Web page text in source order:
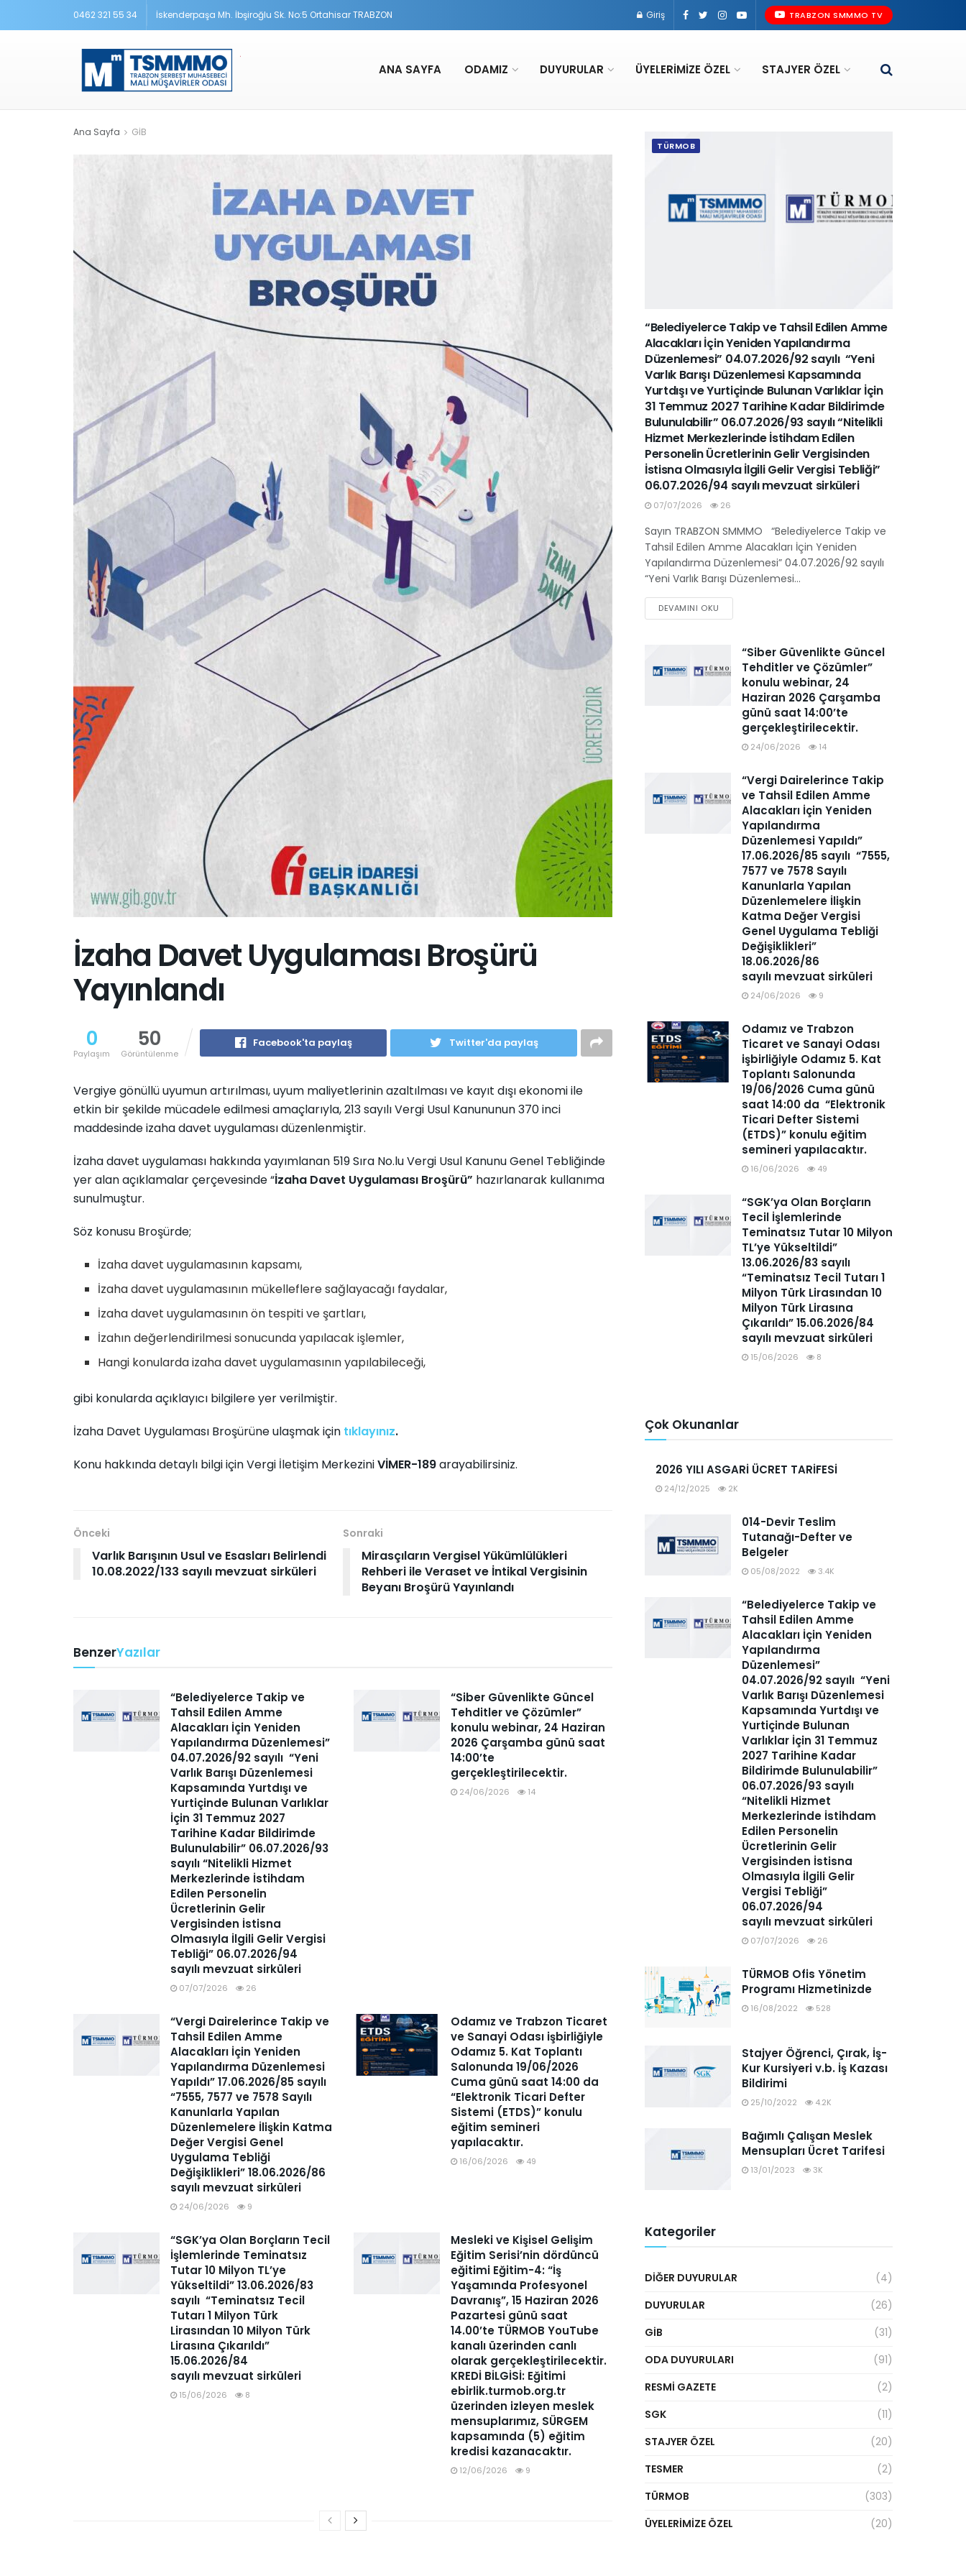
0462 321 55 34 İskenderpaşa Mh. İbşiroğlu Sk. No:5 Ortahisar TRABZON Giriş TRABZON SMMMO TV
ANA SAYFA ODAMIZ DUYURULAR ÜYELERIMIZE ÖZEL STAJYER ÖZEL
Ana Sayfa GİB
İzaha Davet Uygulaması Broşürü
Yayınlandı
0
Paylaşım
50
Görüntülenme
Facebook'ta paylaş Twitter'da paylaş
Vergiye gönüllü uyumun artırılması, uyum maliyetlerinin azaltılması ve kayıt dışı ekonomi ile
etkin bir şekilde mücadele edilmesi amaçlarıyla, 213 sayılı Vergi Usul Kanununun 370 inci
maddesinde izaha davet uygulaması düzenlenmiştir.
İzaha davet uygulaması hakkında yayımlanan 519 Sıra No.lu Vergi Usul Kanunu Genel Tebliğinde
yer alan açıklamalar çerçevesinde “İzaha Davet Uygulaması Broşürü” hazırlanarak kullanıma
sunulmuştur.
Söz konusu Broşürde;
İzaha davet uygulamasının kapsamı,
İzaha davet uygulamasının mükelleflere sağlayacağı faydalar,
İzaha davet uygulamasının ön tespiti ve şartları,
İzahın değerlendirilmesi sonucunda yapılacak işlemler,
Hangi konularda izaha davet uygulamasının yapılabileceği,
gibi konularda açıklayıcı bilgilere yer verilmiştir.
İzaha Davet Uygulaması Broşürüne ulaşmak için tıklayınız.
Konu hakkında detaylı bilgi için Vergi İletişim MerkeziniVİMER-189arayabilirsiniz.
Önceki
Varlık Barışının Usul ve Esasları Belirlendi
10.08.2022/133 sayılı mevzuat sirküleri
Sonraki
Mirasçıların Vergisel Yükümlülükleri
Rehberi ile Veraset ve İntikal Vergisinin
Beyanı Broşürü Yayınlandı
BenzerYazılar
“Belediyelerce Takip ve
Tahsil Edilen Amme
Alacakları İçin Yeniden
Yapılandırma Düzenlemesi”
04.07.2026/92 sayılı “Yeni
Varlık Barışı Düzenlemesi
Kapsamında Yurtdışı ve
Yurtiçinde Bulunan Varlıklar
İçin 31 Temmuz 2027
Tarihine Kadar Bildirimde
Bulunulabilir” 06.07.2026/93
sayılı “Nitelikli Hizmet
Merkezlerinde İstihdam
Edilen Personelin
Ücretlerinin Gelir
Vergisinden İstisna
Olmasıyla İlgili Gelir Vergisi
Tebliği” 06.07.2026/94
sayılı mevzuat sirküleri
07/07/2026 26
“Siber Güvenlikte Güncel
Tehditler ve Çözümler”
konulu webinar, 24 Haziran
2026 Çarşamba günü saat
14:00’te
gerçekleştirilecektir.
24/06/2026 14
“Vergi Dairelerince Takip ve
Tahsil Edilen Amme
Alacakları İçin Yeniden
Yapılandırma Düzenlemesi
Yapıldı” 17.06.2026/85 sayılı
“7555, 7577 ve 7578 Sayılı
Kanunlarla Yapılan
Düzenlemelere İlişkin Katma
Değer Vergisi Genel
Uygulama Tebliği
Değişiklikleri” 18.06.2026/86
sayılı mevzuat sirküleri
24/06/2026 9
Odamız ve Trabzon Ticaret
ve Sanayi Odası işbirliğiyle
Odamız 5. Kat Toplantı
Salonunda 19/06/2026
Cuma günü saat 14:00 da
“Elektronik Ticari Defter
Sistemi (ETDS)” konulu
eğitim semineri
yapılacaktır.
16/06/2026 49
“SGK’ya Olan Borçların Tecil
İşlemlerinde Teminatsız
Tutar 10 Milyon TL’ye
Yükseltildi” 13.06.2026/83
sayılı “Teminatsız Tecil
Tutarı 1 Milyon Türk
Lirasından 10 Milyon Türk
Lirasına Çıkarıldı”
15.06.2026/84
sayılı mevzuat sirküleri
15/06/2026 8
Mesleki ve Kişisel Gelişim
Eğitim Serisi’nin dördüncü
eğitimi Eğitim-4: “İş
Yaşamında Profesyonel
Davranış”, 15 Haziran 2026
Pazartesi günü saat
14.00’te TÜRMOB YouTube
kanalı üzerinden canlı
olarak gerçekleştirilecektir.
KREDİ BİLGİSİ: Eğitimi
ebirlik.turmob.org.tr
üzerinden izleyen meslek
mensuplarımız, SÜRGEM
kapsamında (5) eğitim
kredisi kazanacaktır.
12/06/2026 9
TÜRMOB
“Belediyelerce Takip ve Tahsil Edilen Amme
Alacakları İçin Yeniden Yapılandırma
Düzenlemesi” 04.07.2026/92 sayılı “Yeni
Varlık Barışı Düzenlemesi Kapsamında
Yurtdışı ve Yurtiçinde Bulunan Varlıklar İçin
31 Temmuz 2027 Tarihine Kadar Bildirimde
Bulunulabilir” 06.07.2026/93 sayılı “Nitelikli
Hizmet Merkezlerinde İstihdam Edilen
Personelin Ücretlerinin Gelir Vergisinden
İstisna Olmasıyla İlgili Gelir Vergisi Tebliği”
06.07.2026/94 sayılı mevzuat sirküleri
07/07/2026 26
Sayın TRABZON SMMMO “Belediyelerce Takip ve
Tahsil Edilen Amme Alacakları İçin Yeniden
Yapılandırma Düzenlemesi” 04.07.2026/92 sayılı
“Yeni Varlık Barışı Düzenlemesi...
DEVAMINI OKU
“Siber Güvenlikte Güncel
Tehditler ve Çözümler”
konulu webinar, 24
Haziran 2026 Çarşamba
günü saat 14:00’te
gerçekleştirilecektir.
24/06/2026 14
“Vergi Dairelerince Takip
ve Tahsil Edilen Amme
Alacakları İçin Yeniden
Yapılandırma
Düzenlemesi Yapıldı”
17.06.2026/85 sayılı “7555,
7577 ve 7578 Sayılı
Kanunlarla Yapılan
Düzenlemelere İlişkin
Katma Değer Vergisi
Genel Uygulama Tebliği
Değişiklikleri”
18.06.2026/86
sayılı mevzuat sirküleri
24/06/2026 9
Odamız ve Trabzon
Ticaret ve Sanayi Odası
işbirliğiyle Odamız 5. Kat
Toplantı Salonunda
19/06/2026 Cuma günü
saat 14:00 da “Elektronik
Ticari Defter Sistemi
(ETDS)” konulu eğitim
semineri yapılacaktır.
16/06/2026 49
“SGK’ya Olan Borçların
Tecil İşlemlerinde
Teminatsız Tutar 10 Milyon
TL’ye Yükseltildi”
13.06.2026/83 sayılı
“Teminatsız Tecil Tutarı 1
Milyon Türk Lirasından 10
Milyon Türk Lirasına
Çıkarıldı” 15.06.2026/84
sayılı mevzuat sirküleri
15/06/2026 8
Çok Okunanlar
2026 YILI ASGARİ ÜCRET TARİFESİ
24/12/2025 2K
014-Devir Teslim
Tutanağı-Defter ve
Belgeler
05/08/2022 3.4K
“Belediyelerce Takip ve
Tahsil Edilen Amme
Alacakları İçin Yeniden
Yapılandırma
Düzenlemesi”
04.07.2026/92 sayılı “Yeni
Varlık Barışı Düzenlemesi
Kapsamında Yurtdışı ve
Yurtiçinde Bulunan
Varlıklar İçin 31 Temmuz
2027 Tarihine Kadar
Bildirimde Bulunulabilir”
06.07.2026/93 sayılı
“Nitelikli Hizmet
Merkezlerinde İstihdam
Edilen Personelin
Ücretlerinin Gelir
Vergisinden İstisna
Olmasıyla İlgili Gelir
Vergisi Tebliği”
06.07.2026/94
sayılı mevzuat sirküleri
07/07/2026 26
TÜRMOB Ofis Yönetim
Programı Hizmetinizde
16/08/2022 528
Stajyer Öğrenci, Çırak, İş-
Kur Kursiyeri v.b. İş Kazası
Bildirimi
25/10/2022 4.2K
Bağımlı Çalışan Meslek
Mensupları Ücret Tarifesi
13/01/2023 3K
Kategoriler
DIĞER DUYURULAR
(4)
DUYURULAR
(26)
GİB
(31)
ODA DUYURULARI
(91)
RESMI GAZETE
(2)
SGK
(11)
STAJYER ÖZEL
(20)
TESMER
(2)
TÜRMOB
(303)
ÜYELERIMIZE ÖZEL
(20)